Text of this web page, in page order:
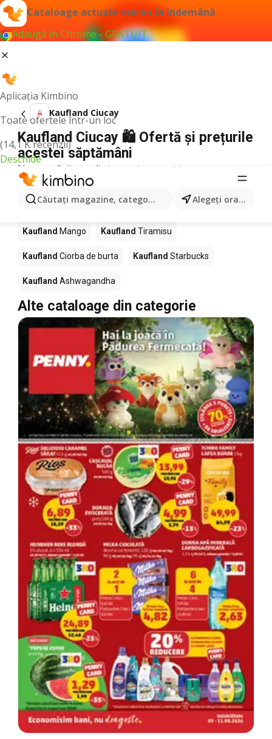
Cataloage actuale mereu la îndemână
Adaugă în Chrome - GRATUIT
Aplicația Kimbino
Toate ofertele într-un loc
(14,1 K recenzii)
Deschide
Căutaţi magazine, categorii, produse... Alegeţi oraşul
Kaufland Ciucay
Kaufland Ciucay 🛍️ Ofertă și prețurile
acestei săptămâni
Nu am găsit rezultate pentru acest termen.
Alte produse în magazine Kaufland
Kaufland Pizza Kaufland Kiwi Kaufland Apă
Kaufland Mango Kaufland Tiramisu
Kaufland Ciorba de burta Kaufland Starbucks
Kaufland Ashwagandha
Alte cataloage din categorie